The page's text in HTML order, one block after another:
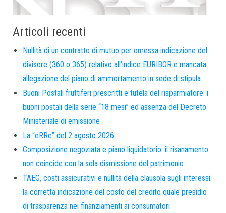
Articoli recenti
Nullità di un contratto di mutuo per omessa indicazione del
divisore (360 o 365) relativo all’indice EURIBOR e mancata
allegazione del piano di ammortamento in sede di stipula
Buoni Postali fruttiferi prescritti e tutela del risparmiatore: i
buoni postali della serie “18 mesi” ed assenza del Decreto
Ministeriale di emissione
La “eRRe” del 2 agosto 2026
Composizione negoziata e piano liquidatorio: il risanamento
non coincide con la sola dismissione del patrimonio
TAEG, costi assicurativi e nullità della clausola sugli interessi:
la corretta indicazione del costo del credito quale presidio
di trasparenza nei finanziamenti ai consumatori